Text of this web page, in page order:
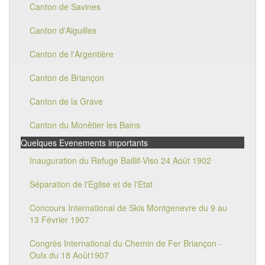
Canton de Savines
Canton d'Aiguilles
Canton de l'Argentière
Canton de Briançon
Canton de la Grave
Canton du Monêtier les Bains
Quelques Evenements importants
Inauguration du Refuge Baillif-Viso 24 Août 1902
Séparation de l'Eglise et de l'Etat
Concours International de Skis Montgenevre du 9 au
13 Février 1907
Congrès International du Chemin de Fer Briançon -
Oulx du 18 Août1907